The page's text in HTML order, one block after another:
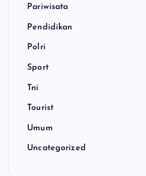
Pariwisata
Pendidikan
Polri
Sport
Tni
Tourist
Umum
Uncategorized